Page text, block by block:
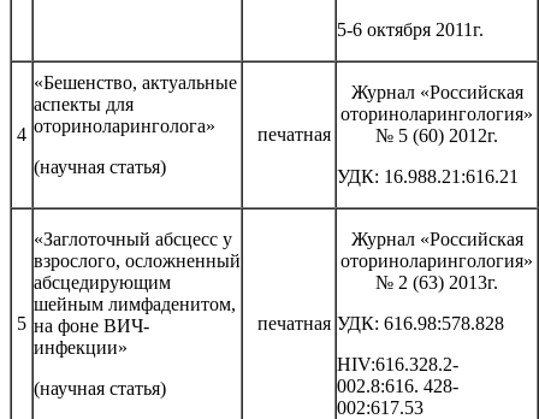
5-6 октября 2011г.
4
«Бешенство, актуальные
аспекты для
оториноларинголога»
(научная статья)
печатная
Журнал «Российская
оториноларингология»
№ 5 (60) 2012г.
УДК: 16.988.21:616.21
5
«Заглоточный абсцесс у
взрослого, осложненный
абсцедирующим
шейным лимфаденитом,
на фоне ВИЧ-
инфекции»
(научная статья)
печатная
Журнал «Российская
оториноларингология»
№ 2 (63) 2013г.
УДК: 616.98:578.828
HIV:616.328.2-
002.8:616. 428-
002:617.53